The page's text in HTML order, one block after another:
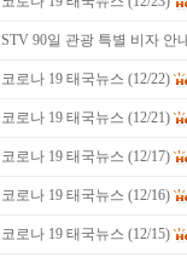
STV 90일 관광 특별 비자 안
코로나 19 태국뉴스 (12/22)
코로나 19 태국뉴스 (12/21)
코로나 19 태국뉴스 (12/17)
코로나 19 태국뉴스 (12/16)
코로나 19 태국뉴스 (12/15)